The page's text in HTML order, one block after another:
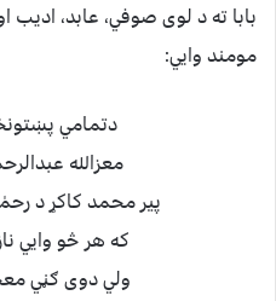
بابا ته د لوى صوفي، عابد، اديب
مومند وايي:
دتمامي
معزالله
پير محمد كاكړ د
كه هر څو وايي
ولي دوى ګڼي